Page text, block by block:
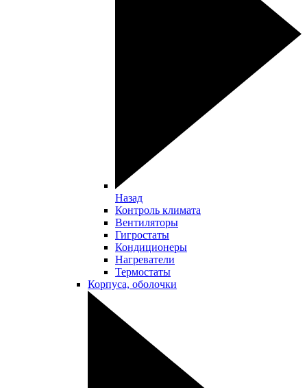
Назад
Контроль климата
Вентиляторы
Гигростаты
Кондиционеры
Нагреватели
Термостаты
Корпуса, оболочки